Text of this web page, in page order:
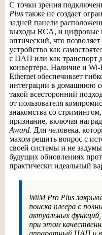
С точки зрения
Plus также не создает
задней панели
выходы RCA, и цифровые
оптический, что позволяет
устройство как
с ЦАП или как транспорт
конвертера. Наличие и Wi-
Ethernet обеспечивает
интеграции в домашнюю
такой всесторонний
от пользователя
знакомства со
признание, включая
Award. Для человека,
махом решить вопрос с
своей системы и не
будущих обновлениях
практически идеальный
WiiM Pro Plus
поиска плеера с
актуальных функций,
при этом
аппаратный ЦАП и